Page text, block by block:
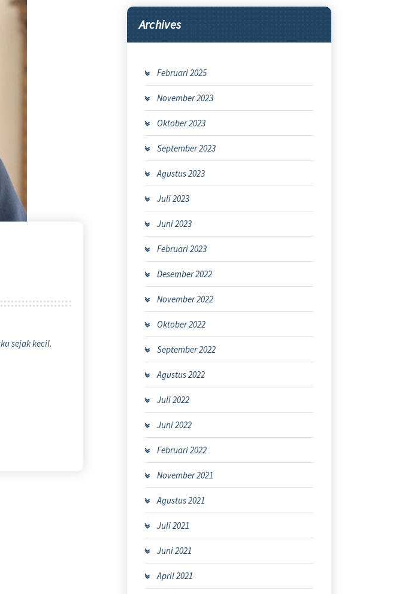
sejak kecil.
Archives
Februari 2025
November 2023
Oktober 2023
September 2023
Agustus 2023
Juli 2023
Juni 2023
Februari 2023
Desember 2022
November 2022
Oktober 2022
September 2022
Agustus 2022
Juli 2022
Juni 2022
Februari 2022
November 2021
Agustus 2021
Juli 2021
Juni 2021
April 2021